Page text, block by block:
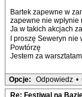
Bartek zapewne w
zapewne nie wpłynie
Ja w takich akcjach
I proszę Seweryn
Powtórzę
Jestem za
Opcje: Odpowiedz •
Re: Festiwal na